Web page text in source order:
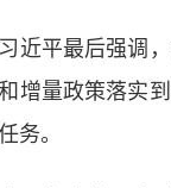
平最后强调，
增量政策落实
务。